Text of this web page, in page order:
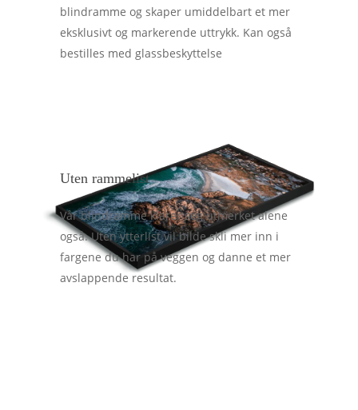
blindramme og skaper umiddelbart et mer
eksklusivt og markerende uttrykk. Kan også
bestilles med glassbeskyttelse
Uten rammelist
Vår blindramme klarer seg utmerket alene
også. Uten ytterlist vil bilde skli mer inn i
fargene du har på veggen og danne et mer
avslappende resultat.